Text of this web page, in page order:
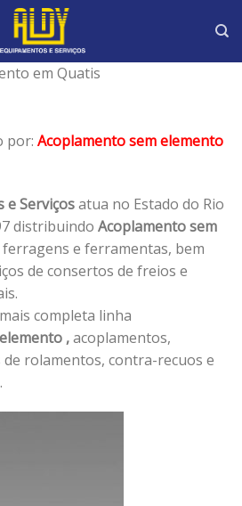
em Quatis
por: Acoplamento sem elemento
e Serviçosatua no Estado do Rio
distribuindo Acoplamento sem
ferragens e ferramentas, bem
de consertos de freios e
completa linha
,acoplamentos,
rolamentos, contra-recuos e